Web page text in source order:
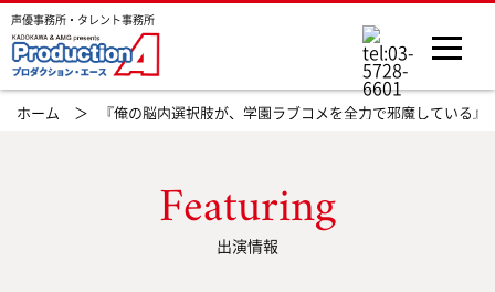
声優事務所・タレント事務所
ホーム ＞ 『俺の脳内選択肢が、学園ラブコメを全力で邪魔している
Featuring
出演情報